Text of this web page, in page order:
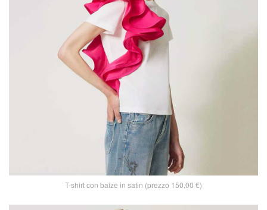
T-shirt con balze in satin (prezzo 150,00 €)